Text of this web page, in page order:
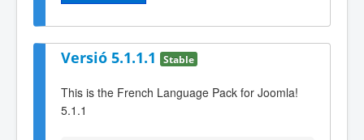
Versió 5.1.1.1 Stable
This is the French Language Pack for Joomla!
5.1.1